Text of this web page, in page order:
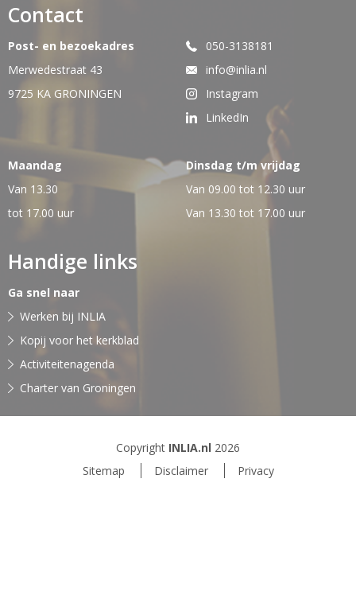
Contact
Post- en bezoekadres
Merwedestraat 43
9725 KA GRONINGEN
050-3138181
info@inlia.nl
Instagram
LinkedIn
Maandag
Van 13.30
tot 17.00 uur
Dinsdag t/m vrijdag
Van 09.00 tot 12.30 uur
Van 13.30 tot 17.00 uur
Handige links
Ga snel naar
Werken bij INLIA
Kopij voor het kerkblad
Activiteitenagenda
Charter van Groningen
Copyright INLIA.nl 2026
Sitemap
Disclaimer Privacy